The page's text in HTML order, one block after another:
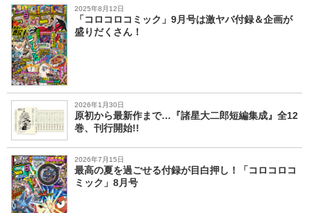
2025年8月12日
「コロコロコミック」9月号は激ヤバ付録＆企画が
盛りだくさん！
2026年1月30日
原初から最新作まで…『諸星大二郎短編集成』全12
巻、刊行開始!!
2026年7月15日
最高の夏を過ごせる付録が目白押し！「コロコロコ
ミック」8月号